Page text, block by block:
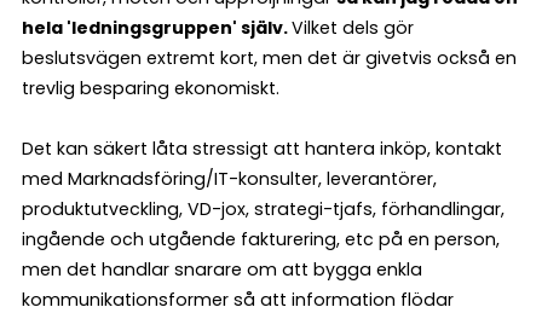
hela 'ledningsgruppen' själv.Vilket dels gör
beslutsvägen extremt kort, men det är givetvis också en
trevlig besparing ekonomiskt.
Det kan säkert låta stressigt att hantera inköp, kontakt
med Marknadsföring/IT-konsulter, leverantörer,
produktutveckling, VD-jox, strategi-tjafs, förhandlingar,
ingående och utgående fakturering, etc på en person,
men det handlar snarare om att bygga enkla
kommunikationsformer så att information flödar